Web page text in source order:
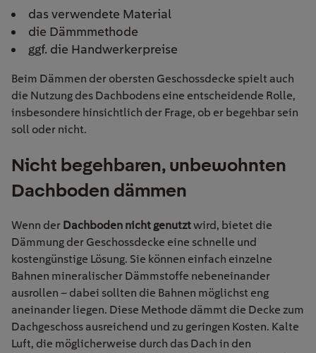
das verwendete Material
die Dämmmethode
ggf. die Handwerkerpreise
Beim Dämmen der obersten Geschossdecke spielt auch
die Nutzung des Dachbodens eine entscheidende Rolle,
insbesondere hinsichtlich der Frage, ob er begehbar sein
soll oder nicht.
Nicht begehbaren, unbewohnten
Dachboden dämmen
Wenn der Dachboden nicht genutztwird, bietet die
Dämmung der Geschossdecke eine schnelle und
kostengünstige Lösung. Sie können einfach einzelne
Bahnen mineralischer Dämmstoffe nebeneinander
ausrollen – dabei sollten die Bahnen möglichst eng
aneinander liegen. Diese Methode dämmt die Decke zum
Dachgeschoss ausreichend und zu geringen Kosten. Kalte
Luft, die möglicherweise durch das Dach in den